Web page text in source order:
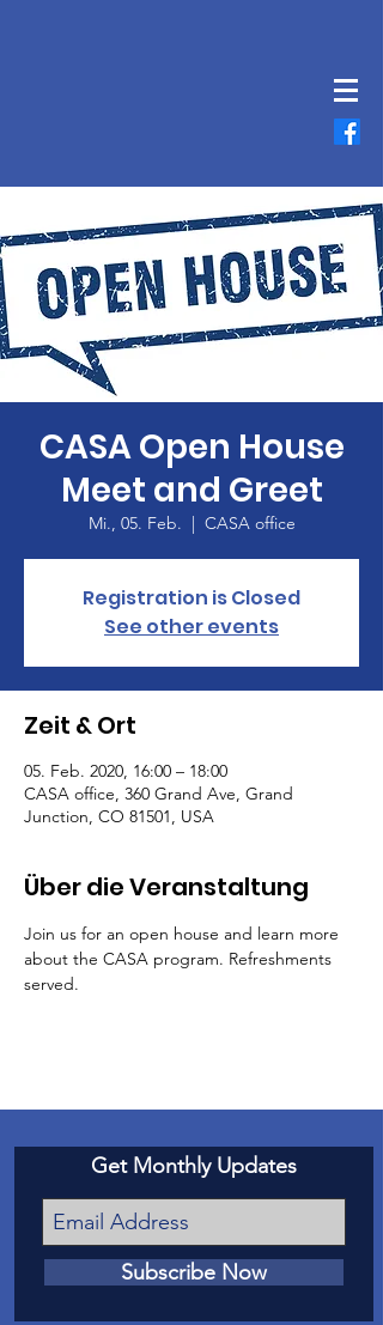
CASA Open House
Meet and Greet
Mi., 05. Feb.
  |
CASA office
Registration is Closed
See other events
Zeit & Ort
05. Feb. 2020, 16:00 – 18:00
CASA office, 360 Grand Ave, Grand
Junction, CO 81501, USA
Über die Veranstaltung
Join us for an open house and learn more
about the CASA program. Refreshments
served.
Get Monthly Updates
Subscribe Now